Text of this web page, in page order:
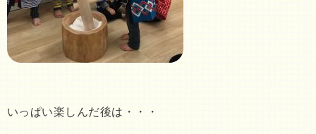
いっぱい楽しんだ後は・・・